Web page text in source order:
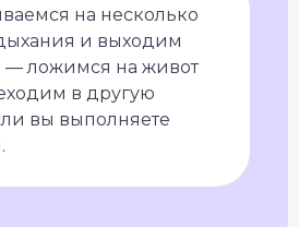
на несколько
и выходим
— ложимся на живот
в другую
вы выполняете